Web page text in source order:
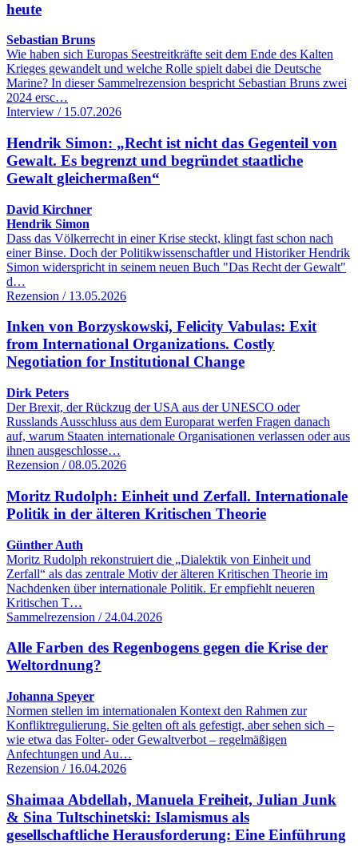
heute
Sebastian Bruns
Wie haben sich Europas Seestreitkräfte seit dem Ende des Kalten
Krieges gewandelt und welche Rolle spielt dabei die Deutsche
Marine? In dieser Sammelrezension bespricht Sebastian Bruns zwei
2024 ersc…
Interview / 15.07.2026
Hendrik Simon: „Recht ist nicht das Gegenteil von
Gewalt. Es begrenzt und begründet staatliche
Gewalt gleichermaßen“
David Kirchner
Hendrik Simon
Dass das Völkerrecht in einer Krise steckt, klingt fast schon nach
einer Binse. Doch der Politikwissenschaftler und Historiker Hendrik
Simon widerspricht in seinem neuen Buch "Das Recht der Gewalt"
d…
Rezension / 13.05.2026
Inken von Borzyskowski, Felicity Vabulas: Exit
from International Organizations. Costly
Negotiation for Institutional Change
Dirk Peters
Der Brexit, der Rückzug der USA aus der UNESCO oder
Russlands Ausschluss aus dem Europarat werfen Fragen danach
auf, warum Staaten internationale Organisationen verlassen oder aus
ihnen ausgeschlosse…
Rezension / 08.05.2026
Moritz Rudolph: Einheit und Zerfall. Internationale
Politik in der älteren Kritischen Theorie
Günther Auth
Moritz Rudolph rekonstruiert die „Dialektik von Einheit und
Zerfall“ als das zentrale Motiv der älteren Kritischen Theorie im
Nachdenken über internationale Politik. Er empfiehlt neueren
Kritischen T…
Sammelrezension / 24.04.2026
Alle Farben des Regenbogens gegen die Krise der
Weltordnung?
Johanna Speyer
Normen stellen im internationalen Kontext den Rahmen zur
Konfliktregulierung. Sie gelten oft als gefestigt, aber sehen sich –
wie etwa das Folter- oder Gewaltverbot – regelmäßigen
Anfechtungen und Au…
Rezension / 16.04.2026
Shaimaa Abdellah, Manuela Freiheit, Julian Junk
& Sina Tultschinetski: Islamismus als
gesellschaftliche Herausforderung: Eine Einführung